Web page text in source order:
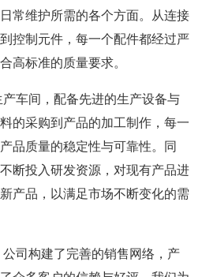
常维护所需的各个方面。从连接
控制元件，每一个配件都经过严
高标准的质量要求。
车间，配备先进的生产设备与
的采购到产品的加工制作，每一
品质量的稳定性与可靠性。同
断投入研发资源，对现有产品进
产品，以满足市场不断变化的需
司构建了完善的销售网络，产